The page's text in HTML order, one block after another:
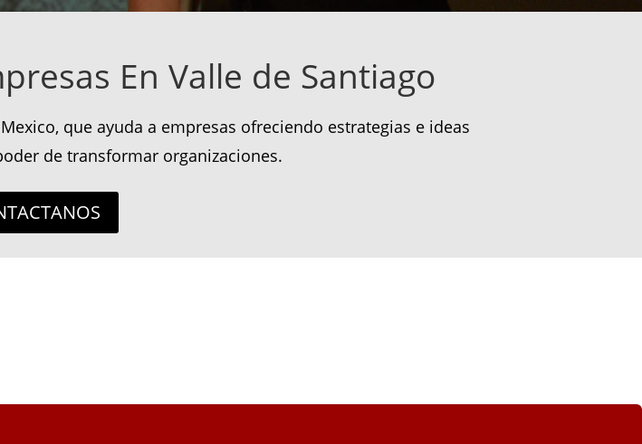
En Valle de Santiago
que ayuda a empresas ofreciendo estrategias e ideas
de transformar organizaciones.